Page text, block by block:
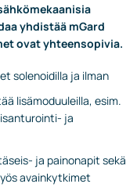
yhdistää mGard
ovat yhteensopivia.
solenoidilla ja ilman
lisämoduuleilla, esim.
ja
ja painonapit sekä
avainkytkimet